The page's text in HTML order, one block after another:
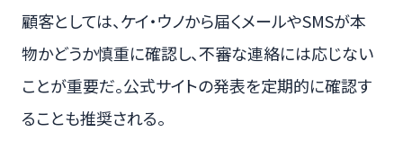
顧客としては、ケイ・ウノから届くメールやSMSが本
物かどうか慎重に確認し、不審な連絡には応じない
ことが重要だ。公式サイトの発表を定期的に確認す
ることも推奨される。